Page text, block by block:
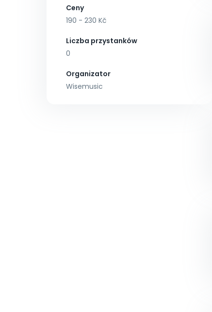
Ceny
190 - 230 Kč
Liczba przystanków
0
Organizator
Wisemusic